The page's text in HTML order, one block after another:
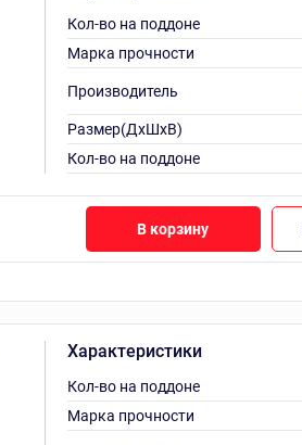
Кол-во на поддоне
Марка прочности
Производитель
Размер(ДхШхВ)
Кол-во на поддоне
В корзину
Характеристики
Кол-во на поддоне
Марка прочности